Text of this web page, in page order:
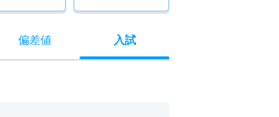
偏差値 入試